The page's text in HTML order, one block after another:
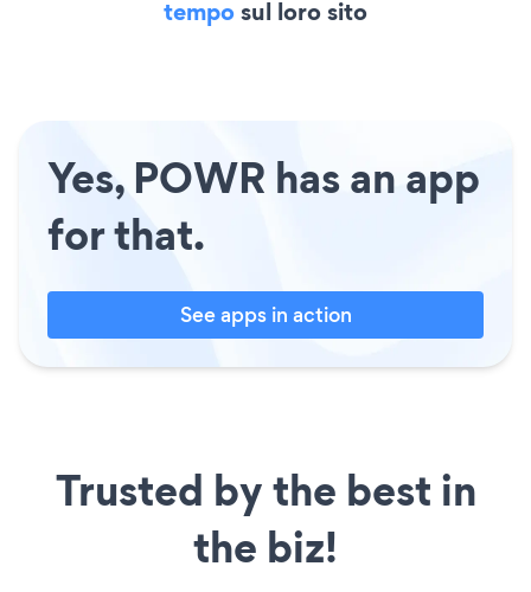
temposul loro sito
Yes, POWR has an app
for that.
See apps in action
Trusted by the best in
the biz!